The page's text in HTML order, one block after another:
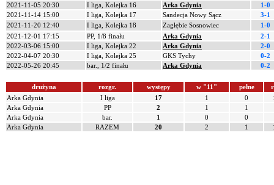
2021-11-05 20:30
I liga, Kolejka 16 Arka Gdynia
1-0
2021-11-14 15:00
I liga, Kolejka 17 Sandecja Nowy Sącz
3-1
2021-11-20 12:40
I liga, Kolejka 18 Zagłębie Sosnowiec
1-0
2021-12-01 17:15
PP, 1/8 finału Arka Gdynia
2-1
2022-03-06 15:00
I liga, Kolejka 22 Arka Gdynia
2-0
2022-04-07 20:30
I liga, Kolejka 25 GKS Tychy
0-2
2022-05-26 20:45
bar., 1/2 finału Arka Gdynia 0-2
drużyna rozgr. występy w "11" pełne
Arka Gdynia
I liga 17 1 0
Arka Gdynia
PP 2 1
1
Arka Gdynia
bar. 1 0
0
Arka Gdynia
RAZEM 20 2 1